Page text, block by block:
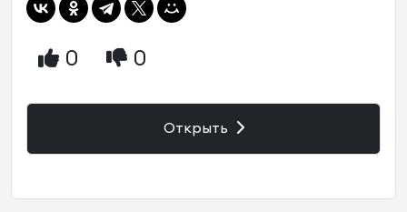
0 0
Открыть